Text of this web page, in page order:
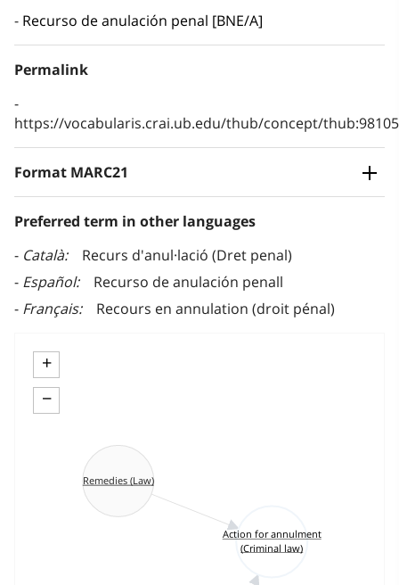
Recurso de anulación penal [BNE/A]
Permalink
https://vocabularis.crai.ub.edu/thub/concept/
Format MARC21
Preferred term in other languages
Català
Recurs d'anul·lació (Dret penal)
Español
Recurso de anulación penall
Français
Recours en annulation (droit pénal)
+
−
Action for annulment
(Criminal law)
Remedies (Law)